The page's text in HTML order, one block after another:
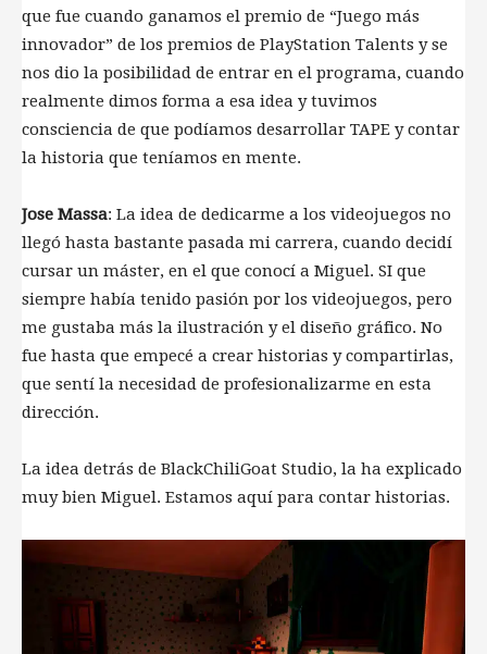
que fue cuando ganamos el premio de “Juego más
innovador” de los premios de PlayStation Talents y se
nos dio la posibilidad de entrar en el programa, cuando
realmente dimos forma a esa idea y tuvimos
consciencia de que podíamos desarrollar TAPE y contar
la historia que teníamos en mente.
Jose Massa: La idea de dedicarme a los videojuegos no
llegó hasta bastante pasada mi carrera, cuando decidí
cursar un máster, en el que conocí a Miguel. SI que
siempre había tenido pasión por los videojuegos, pero
me gustaba más la ilustración y el diseño gráfico. No
fue hasta que empecé a crear historias y compartirlas,
que sentí la necesidad de profesionalizarme en esta
dirección.
La idea detrás de BlackChiliGoat Studio, la ha explicado
muy bien Miguel. Estamos aquí para contar historias.